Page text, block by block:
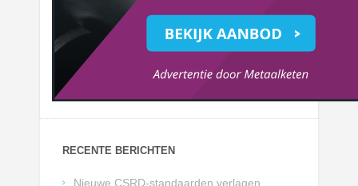
RECENTE BERICHTEN
Nieuwe CSRD-standaarden verlagen